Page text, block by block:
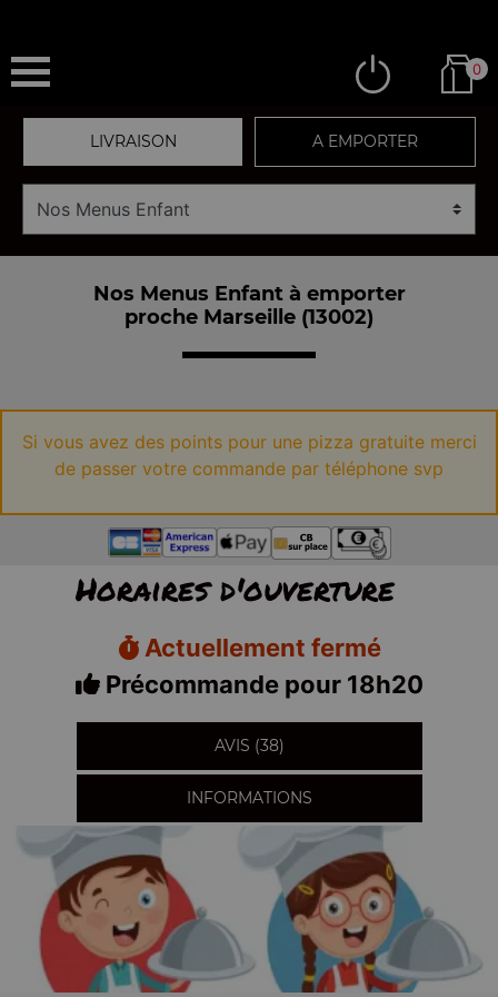
0
LIVRAISON A EMPORTER
Nos Menus Enfant à emporter
proche Marseille (13002)
Si vous avez des points pour une pizza gratuite merci
de passer votre commande par téléphone svp
Horaires d'ouverture
Actuellement fermé
Précommande pour 18h20
AVIS (38)
INFORMATIONS